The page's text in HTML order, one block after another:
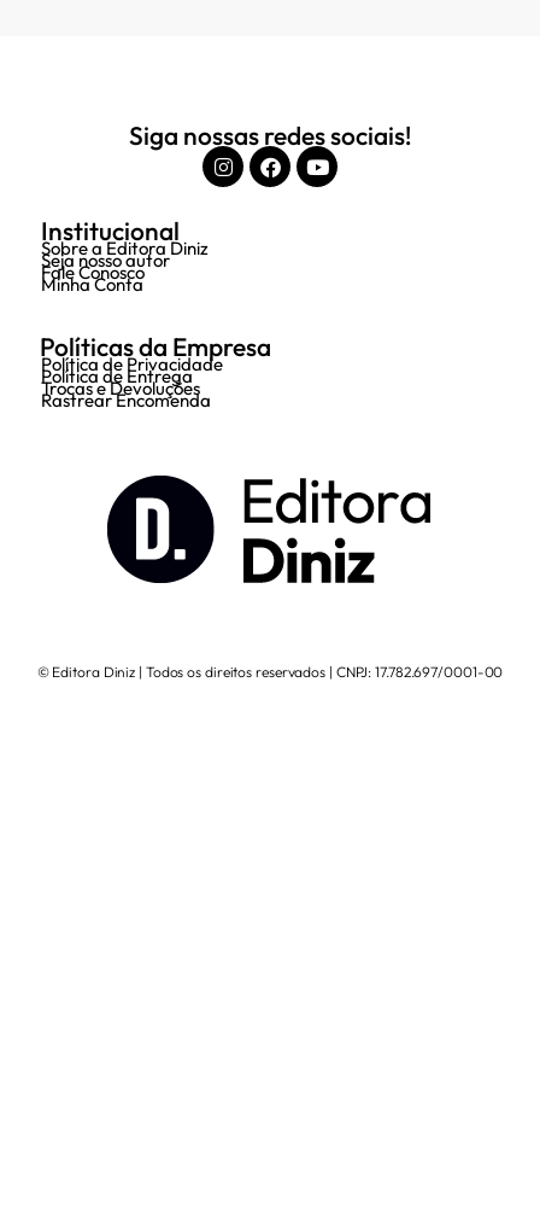
Siga nossas redes sociais!
Institucional
Sobre a Editora Diniz
Seja nosso autor
Fale Conosco
Minha Conta
Políticas da Empresa
Política de Privacidade
Política de Entrega
Trocas e Devoluções
Rastrear Encomenda
© Editora Diniz | Todos os direitos reservados | CNPJ: 17.782.697/0001-00